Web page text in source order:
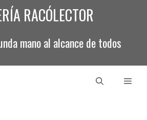
RACÓLECTOR
mano al alcance de todos